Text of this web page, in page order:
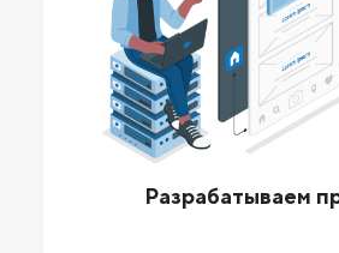
Разрабатываем